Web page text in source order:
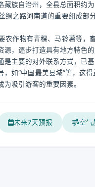
藏族自治州，全县总面积约
绸之路河南道的重要组成部
农作物有青稞、马铃薯等，
，逐步打造具有地方特色的
是主要的对外联系方式，已
，如“中国最美县域”等，这
吸引游客的重要因素。
未来7天预报 空气